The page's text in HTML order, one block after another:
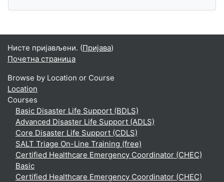
Нисте пријављени. (Пријава)
Почетна страница
Browse by Location or Course
Location
Courses
Basic Disaster Life Support (BDLS)
Advanced Disaster Life Support (ADLS)
Core Disaster Life Support (CDLS)
SALT Triage On-Line Training (free)
Certified Healthcare Emergency Coordinator (CHEC)
Basic
Certified Healthcare Emergency Coordinator (CHEC)